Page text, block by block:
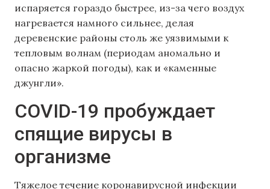
испаряется гораздо быстрее, из-за чего воздух
нагревается намного сильнее, делая
деревенские районы столь же уязвимыми к
тепловым волнам (периодам аномально и
опасно жаркой погоды), как и «каменные
джунгли».
COVID-19 пробуждает
спящие вирусы в
организме
Тяжелое течение коронавирусной инфекции